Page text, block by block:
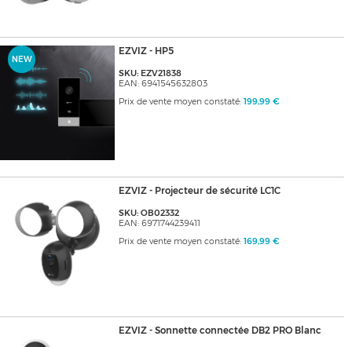
NEW
EZVIZ - HP5
SKU: EZV21838
EAN: 6941545632803
Prix de vente moyen constaté: 199,99 €
EZVIZ - Projecteur de sécurité LC1C
SKU: OB02332
EAN: 6971744239411
Prix de vente moyen constaté: 169,99 €
EZVIZ - Sonnette connectée DB2 PRO Blanc